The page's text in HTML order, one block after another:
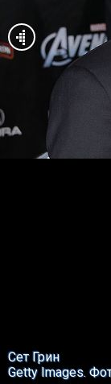
Сет Грин
Getty Images.